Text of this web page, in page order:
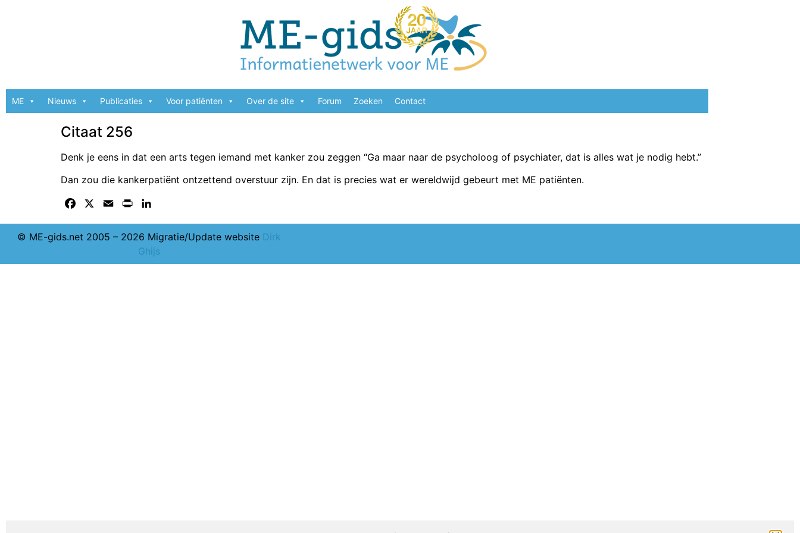
ME Nieuws Publicaties Voor patiënten Over de site Forum Zoeken Contact
Citaat 256
Denk je eens in dat een arts tegen iemand met kanker zou zeggen “Ga maar naar de psycholoog of psychiater, dat is alles wat je nodig hebt.”
Dan zou die kankerpatiënt ontzettend overstuur zijn. En dat is precies wat er wereldwijd gebeurt met ME patiënten.
Facebook Email Print
© ME-gids.net 2005 – 2026 Migratie/Update website Dirk
Ghijs